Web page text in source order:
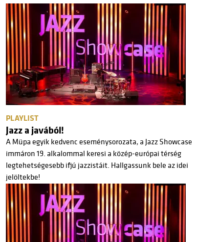
PLAYLIST
Jazz a javából!
A Müpa egyik kedvenc eseménysorozata, a Jazz Showcase
immáron 19. alkalommal keresi a közép-európai térség
legtehetségesebb ifjú jazzistáit. Hallgassunk bele az idei
jelöltekbe!